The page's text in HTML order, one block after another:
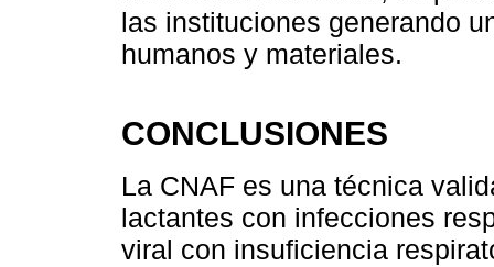
las instituciones generando
humanos y materiales.
CONCLUSIONES
La CNAF es una técnica
lactantes con infecciones
viral con insuficiencia